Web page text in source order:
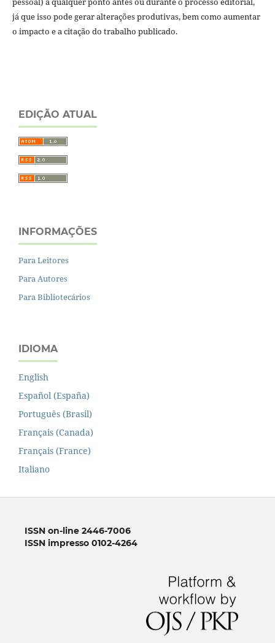
já que isso pode gerar alterações produtivas, bem como aumentar
o impacto e a citação do trabalho publicado.
EDIÇÃO ATUAL
INFORMAÇÕES
Para Leitores
Para Autores
Para Bibliotecários
IDIOMA
English
Español (España)
Português (Brasil)
Français (Canada)
Français (France)
Italiano
ISSN on-line 2446-7006
ISSN impresso 0102-4264